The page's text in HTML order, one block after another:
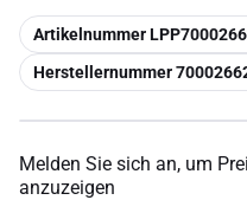
Kopieren
Artikelnummer
Kopieren
Herstellernummer
Melden Sie sich an, um
anzuzeigen